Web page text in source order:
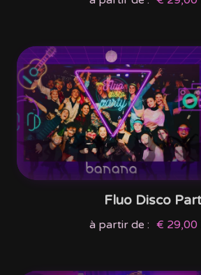
Fluo Disco
à partir de : € 29,00